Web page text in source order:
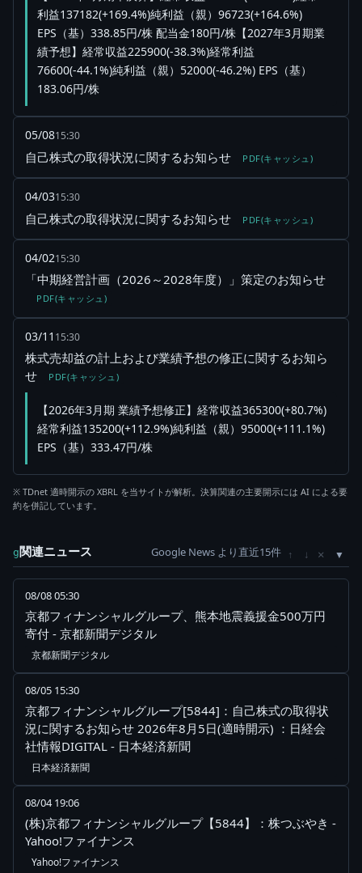
利益137182(+169.4%)純利益（親）96723(+164.6%)
EPS（基）338.85円/株 配当金180円/株【2027年3月期業
績予想】経常収益225900(-38.3%)経常利益
76600(-44.1%)純利益（親）52000(-46.2%) EPS（基）
183.06円/株
05/0815:30
自己株式の取得状況に関するお知らせ PDF(キャッシュ)
04/0315:30
自己株式の取得状況に関するお知らせ PDF(キャッシュ)
04/0215:30
「中期経営計画（2026～2028年度）」策定のお知らせ
PDF(キャッシュ)
03/11 15:30
株式売却益の計上および業績予想の修正に関するお知ら
せ
PDF(キャッシュ)
【2026年3月期 業績予想修正】経常収益365300(+80.7%)
経常利益135200(+112.9%)純利益（親）95000(+111.1%)
EPS（基）333.47円/株
※ TDnet 適時開示の XBRL を当サイトが解析。決算関連の主要開示には AI による要
約を併記しています。
g関連ニュース Google News より直近15件 ↑ ↓ ×
08/08 05:30
京都フィナンシャルグループ、熊本地震義援金500万円
寄付 - 京都新聞デジタル
京都新聞デジタル
08/05 15:30
京都フィナンシャルグループ[5844]：自己株式の取得状
況に関するお知らせ 2026年8月5日(適時開示) ：日経会
社情報DIGITAL - 日本経済新聞
日本経済新聞
08/04 19:06
(株)京都フィナンシャルグループ【5844】：株つぶやき -
Yahoo!ファイナンス
Yahoo!ファイナンス